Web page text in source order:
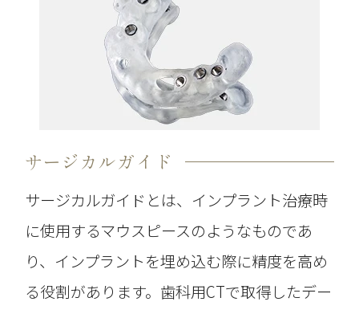
サージカルガイド
サージカルガイドとは、インプラント治療時
に使用するマウスピースのようなものであ
り、インプラントを埋め込む際に精度を高め
る役割があります。歯科用CTで取得したデー